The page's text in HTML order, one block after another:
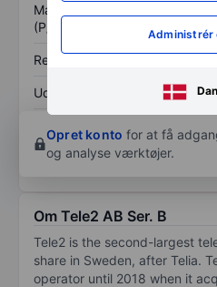
Administrér
Markedsværdi/omsætning
(P/S)
Resultat pr. aktie (EPS)
Udbytte pr. aktie
Opret konto for at få
og analyse værktøjer.
Om Tele2 AB Ser. B
Tele2 is the second-largest
share in Sweden, after Telia.
operator until 2018 when it